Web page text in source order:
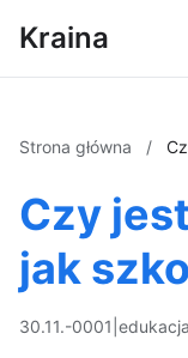
Kraina
Strona główna /
Czy
jak
30.11.-0001 edukacja